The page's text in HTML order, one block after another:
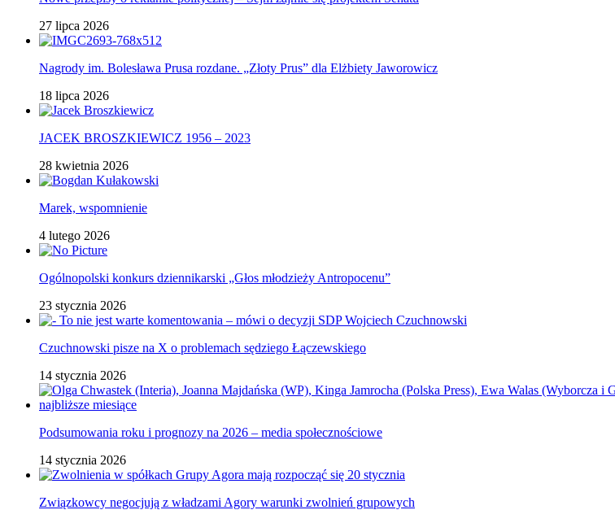
27 lipca 2026
Nagrody im. Bolesława Prusa rozdane. „Złoty Prus” dla Elżbiety Jaworowicz
18 lipca 2026
JACEK BROSZKIEWICZ 1956 – 2023
28 kwietnia 2026
Marek, wspomnienie
4 lutego 2026
Ogólnopolski konkurs dziennikarski „Głos młodzieży Antropocenu”
23 stycznia 2026
Czuchnowski pisze na X o problemach sędziego Łączewskiego
14 stycznia 2026
Podsumowania roku i prognozy na 2026 – media społecznościowe
14 stycznia 2026
Związkowcy negocjują z władzami Agory warunki zwolnień grupowych